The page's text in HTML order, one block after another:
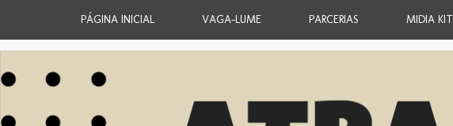
PÁGINA INICIAL VAGA-LUME PARCERIAS MIDIA KIT